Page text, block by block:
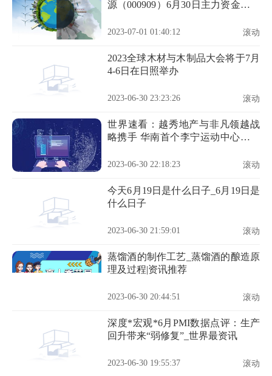
源（000909）6月30日主力资金净卖
2023-07-01 01:40:12 滚动
2023全球木材与木制品大会将于7月
4-6日在日照举办
2023-06-30 23:23:26 滚动
世界速看：越秀地产与非凡领越战
略携手 华南首个李宁运动中心落子
2023-06-30 22:18:23 滚动
今天6月19日是什么日子_6月19日是
什么日子
2023-06-30 21:59:01 滚动
蒸馏酒的制作工艺_蒸馏酒的酿造原
理及过程|资讯推荐
2023-06-30 20:44:51 滚动
深度*宏观*6月PMI数据点评：生产
回升带来“弱修复”_世界最资讯
2023-06-30 19:55:37 滚动